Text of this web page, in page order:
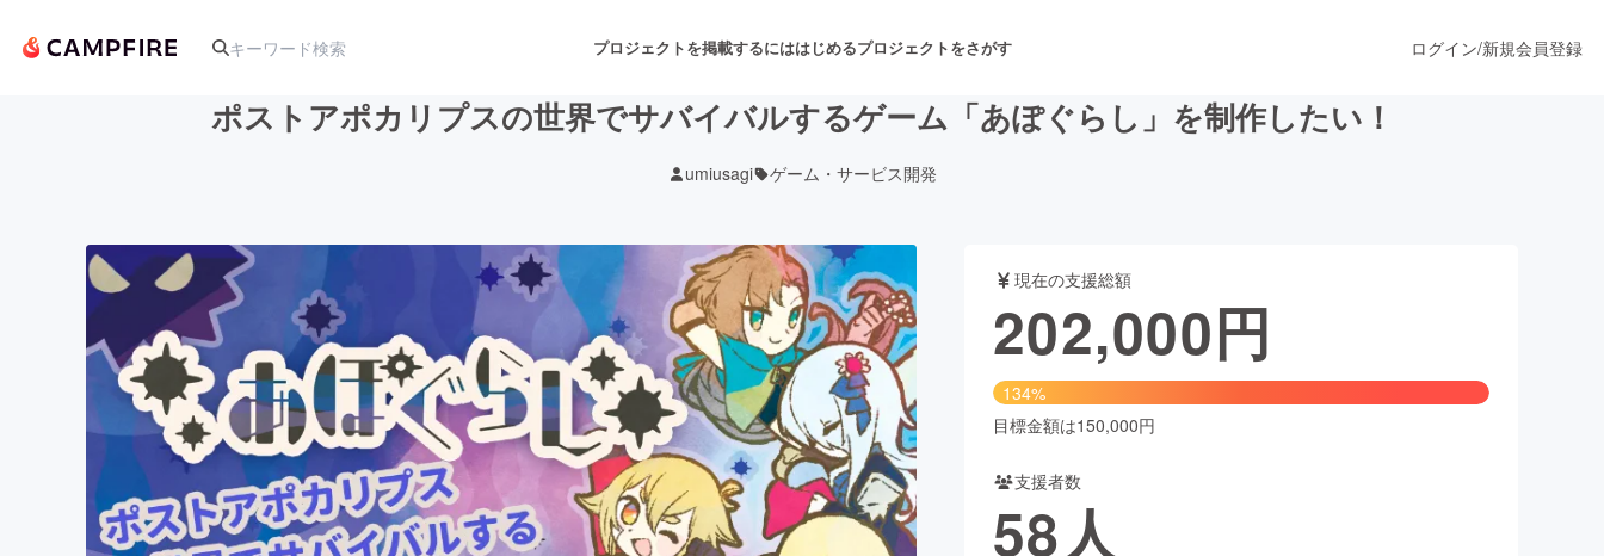
プロジェクトを掲載するにははじめるプロジェクトをさがす
アート・写真 音楽 舞台・パフォーマンス
テクノロジー・ガジェット ゲーム・サービス開発 フード・飲食店 ファッション
映像・映画 書籍・雑誌出版 アニメ・漫画
ビジネス・起業 チャレンジ ビューティー・ヘルスケア
ログイン/新規会員登録
ポストアポカリプスの世界でサバイバルするゲーム「あぽぐらし」を制作したい！
umiusagi ゲーム・サービス開発
現在の支援総額
202,000円
134%
目標金額は150,000円
支援者数
58人